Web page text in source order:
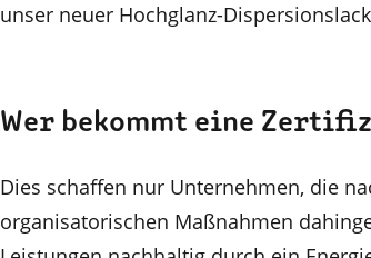
unser neuer Hochglanz-
Wer bekommt eine
Dies schaffen nur Unternehmen, die
organisatorischen Maßnahmen